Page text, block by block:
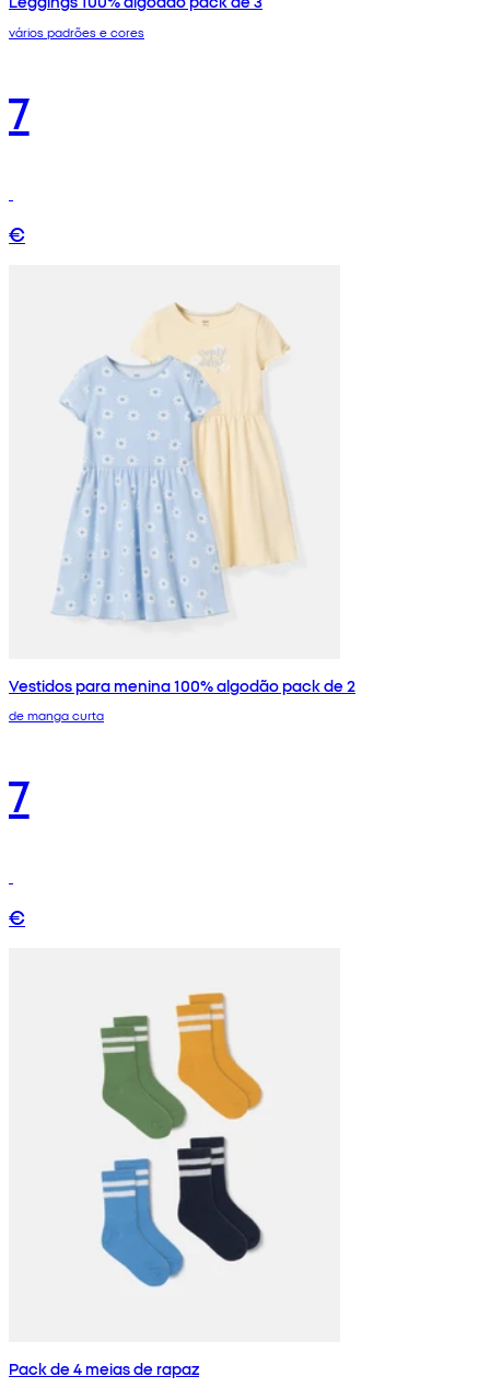
vários padrões e cores
7
€
Vestidos para menina 100% algodão pack de 2
de manga curta
7
€
Pack de 4 meias de rapaz